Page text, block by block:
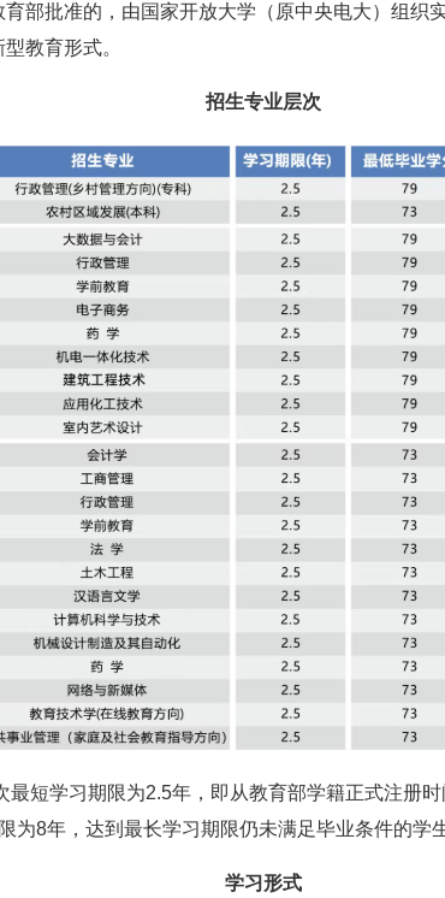
部批准的，由国家开放大学（原中央电大）组织
教育形式。
招生专业层次
最短学习期限为2.5年，即从教育部学籍正式注册
为8年，达到最长学习期限仍未满足毕业条件的学
学习形式